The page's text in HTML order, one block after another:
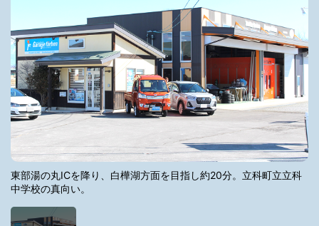
東部湯の丸ICを降り、白樺湖方面を目指し約20分。立科町立立科
中学校の真向い。